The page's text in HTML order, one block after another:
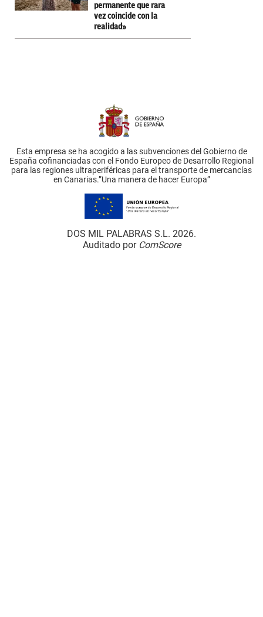
permanente que rara
vez coincide con la
realidad»
Esta empresa se ha acogido a las subvenciones del Gobierno de
España cofinanciadas con el Fondo Europeo de Desarrollo Regional
para las regiones ultraperiféricas para el transporte de mercancías
en Canarias.”Una manera de hacer Europa”
DOS MIL PALABRAS S.L. 2026.
Auditado por ComScore